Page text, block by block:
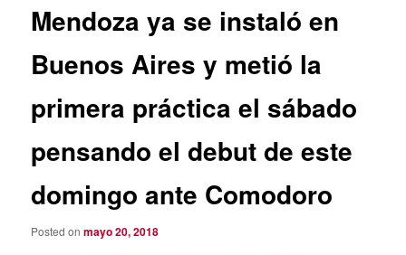
Mendoza ya se instaló en
Buenos Aires y metió la
primera práctica el sábado
pensando el debut de este
domingo ante Comodoro
Posted onmayo 20, 2018